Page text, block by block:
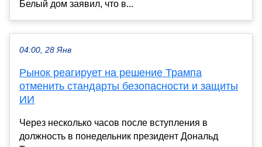
Белый дом заявил, что в...
04:00, 28 Янв
Рынок реагирует на решение Трампа
отменить стандарты безопасности и защиты
ИИ
Через несколько часов после вступления в
должность в понедельник президент Дональд